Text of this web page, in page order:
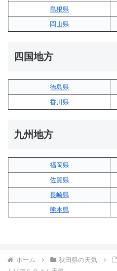
島根県
岡山県
四国地方
徳島県
香川県
九州地方
福岡県
佐賀県
長崎県
熊本県
ホーム 秋田県の天気